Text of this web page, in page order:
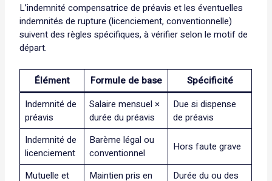
L’indemnité compensatrice de préavis et les éventuelles
indemnités de rupture (licenciement, conventionnelle)
suivent des règles spécifiques, à vérifier selon le motif de
départ.
Élément Formule de base
Spécificité
Indemnité de
préavis
Salaire mensuel ×
durée du préavis
Due si dispense
de préavis
Indemnité de
licenciement
Barème légal ou
conventionnel
Hors faute grave
Mutuelle et
Maintien pris en
Durée du ou des